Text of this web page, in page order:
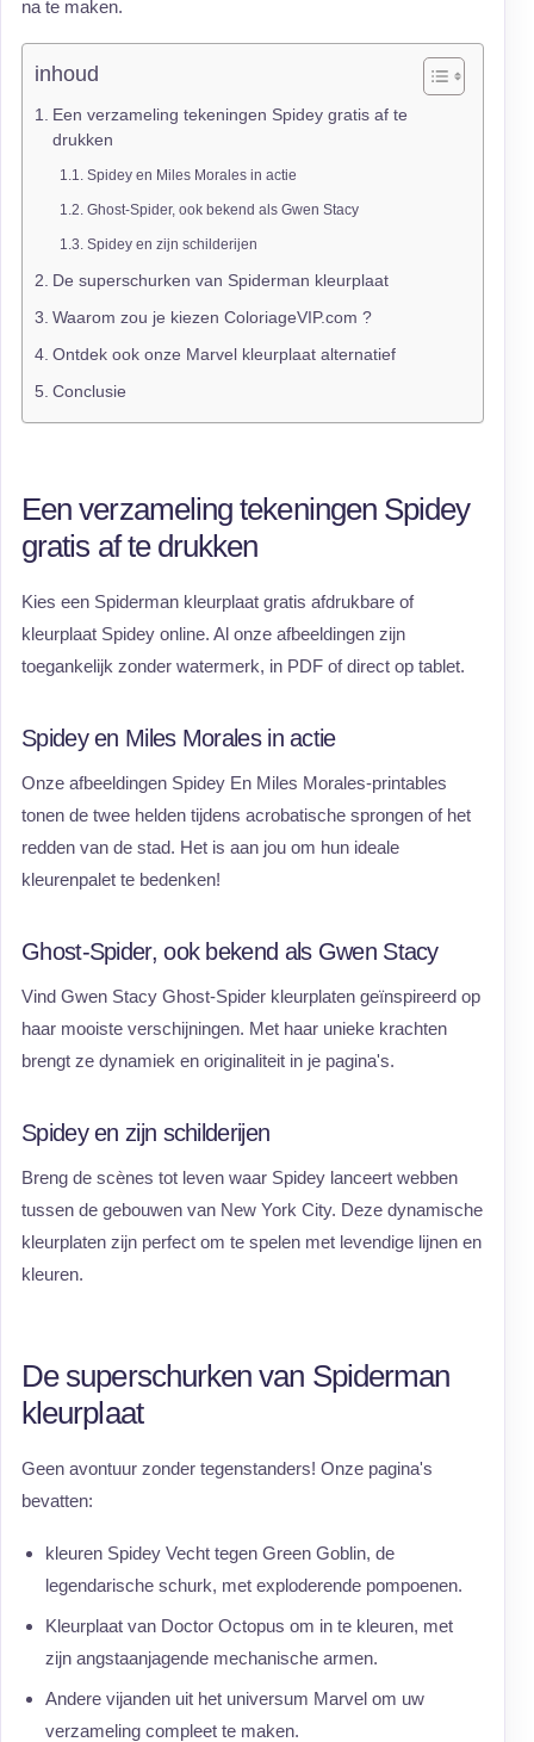
na te maken.
inhoud
Een verzameling tekeningen Spidey gratis af te
drukken
Spidey en Miles Morales in actie
Ghost-Spider, ook bekend als Gwen Stacy
Spidey en zijn schilderijen
De superschurken van Spiderman kleurplaat
Waarom zou je kiezen ColoriageVIP.com ?
Ontdek ook onze Marvel kleurplaat alternatief
Conclusie
Een verzameling tekeningen Spidey
gratis af te drukken
Kies een Spiderman kleurplaat gratis afdrukbare of
kleurplaat Spidey online. Al onze afbeeldingen zijn
toegankelijk zonder watermerk, in PDF of direct op tablet.
Spidey en Miles Morales in actie
Onze afbeeldingen Spidey En Miles Morales-printables
tonen de twee helden tijdens acrobatische sprongen of het
redden van de stad. Het is aan jou om hun ideale
kleurenpalet te bedenken!
Ghost-Spider, ook bekend als Gwen Stacy
Vind Gwen Stacy Ghost-Spider kleurplaten geïnspireerd op
haar mooiste verschijningen. Met haar unieke krachten
brengt ze dynamiek en originaliteit in je pagina's.
Spidey en zijn schilderijen
Breng de scènes tot leven waar Spidey lanceert webben
tussen de gebouwen van New York City. Deze dynamische
kleurplaten zijn perfect om te spelen met levendige lijnen en
kleuren.
De superschurken van Spiderman
kleurplaat
Geen avontuur zonder tegenstanders! Onze pagina's
bevatten:
kleuren Spidey Vecht tegen Green Goblin, de
legendarische schurk, met exploderende pompoenen.
Kleurplaat van Doctor Octopus om in te kleuren, met
zijn angstaanjagende mechanische armen.
Andere vijanden uit het universum Marvel om uw
verzameling compleet te maken.